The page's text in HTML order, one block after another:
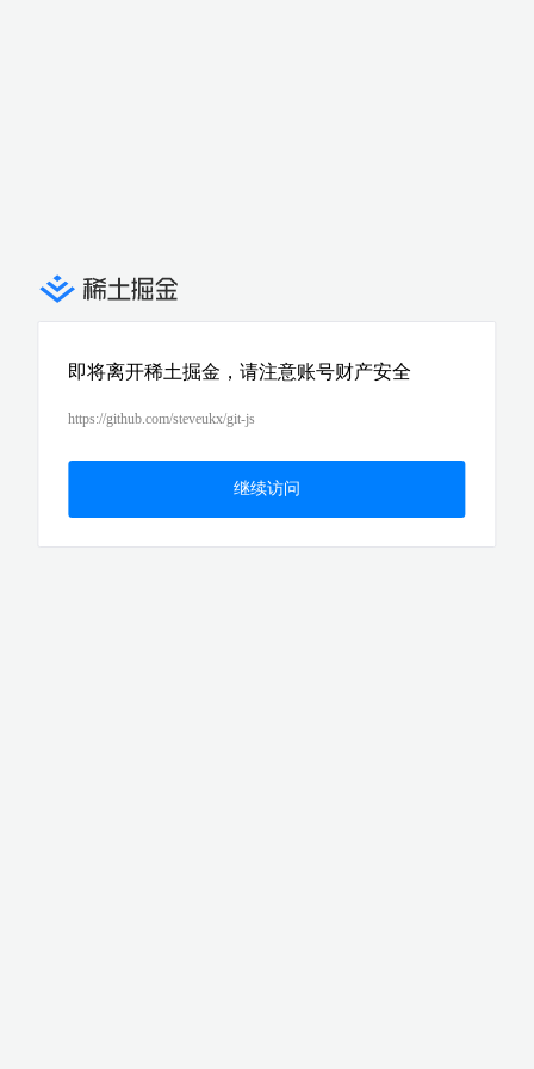
即将离开稀土掘金，请注意账号财产安全
https://github.com/steveukx/git-js
继续访问